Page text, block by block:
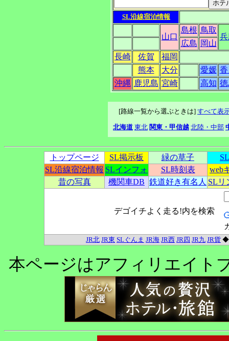
SL沿線宿泊情報
山口
島根 鳥取
広島 岡山
長崎
佐賀
福岡
熊本
大分 愛媛
沖縄 鹿児島 宮崎 高知
[路線一覧から選ぶときは] すべて表
北海道 東北 関東・甲信越 北陸・中部
トップページ SL掲示板 緑の草子
SL沿線宿泊情報 SLインフォ SL時刻表
web
昔の写真
機関車DB 鉄道好き有名人 SLリ
デゴイチよく走る!内を検索
JR北 JR東 SLぐんま JR海 JR西 JR四 JR九 JR貨
本ページはアフィリエイト